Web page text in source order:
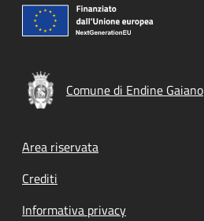
Comune di Endine Gaiano
Footer menu
Area riservata
Crediti
Informativa privacy